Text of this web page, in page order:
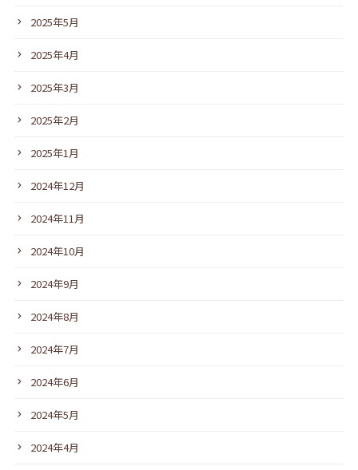
2025年5月
2025年4月
2025年3月
2025年2月
2025年1月
2024年12月
2024年11月
2024年10月
2024年9月
2024年8月
2024年7月
2024年6月
2024年5月
2024年4月